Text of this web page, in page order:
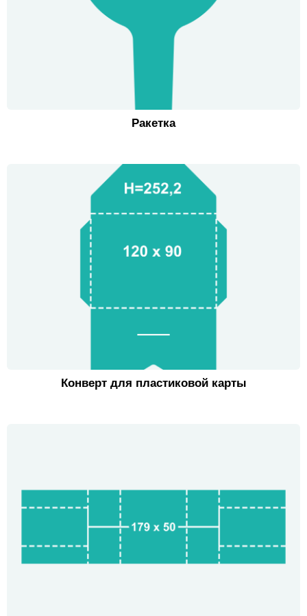
Ракетка
Конверт для пластиковой карты